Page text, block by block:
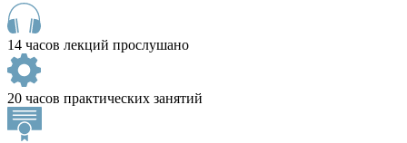
14 часов лекций прослушано
20 часов практических занятий